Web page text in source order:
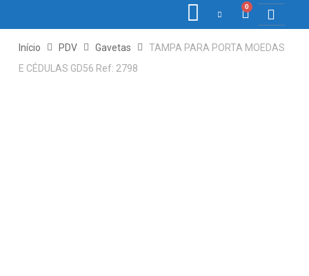
0
Início PDV Gavetas
TAMPA PARA PORTA MOEDAS
E CÉDULAS GD56 Ref: 2798